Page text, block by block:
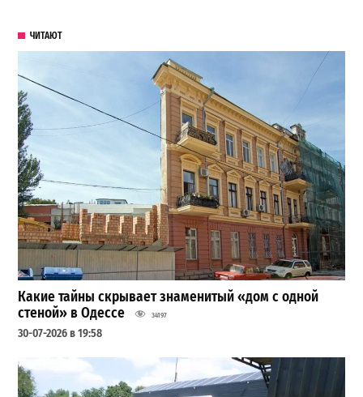
ЧИТАЮТ
Какие тайны скрывает знаменитый «дом с одной
стеной» в Одессе
34197
30-07-2026 в 19:58